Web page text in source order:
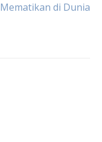
Mematikan di Dunia